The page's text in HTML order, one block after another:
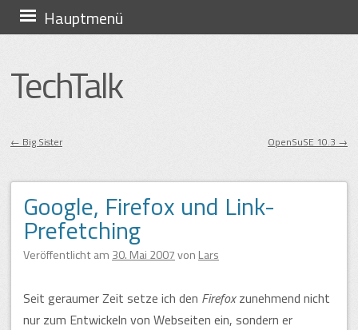
TechTalk
Hauptmenü
Zum
Inhalt
← Big Sister OpenSuSE 10.3 →
Google, Firefox und Link-
Prefetching
Veröffentlicht am 30. Mai 2007von Lars
Seit geraumer Zeit setze ich den Firefoxzunehmend nicht
nur zum Entwickeln von Webseiten ein, sondern er